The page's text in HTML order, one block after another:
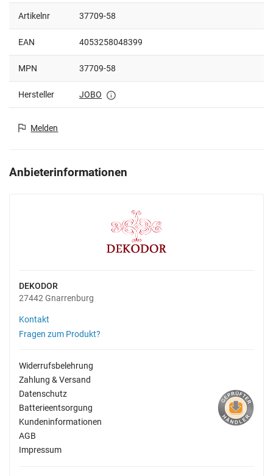
Artikelnr 37709-58
EAN 4053258048399
MPN 37709-58
Hersteller JOBO
Melden
Anbieterinformationen
DEKODOR
27442 Gnarrenburg
Kontakt
Fragen zum Produkt?
Widerrufsbelehrung
Zahlung & Versand
Datenschutz
Batterieentsorgung
Kundeninformationen
AGB
Impressum